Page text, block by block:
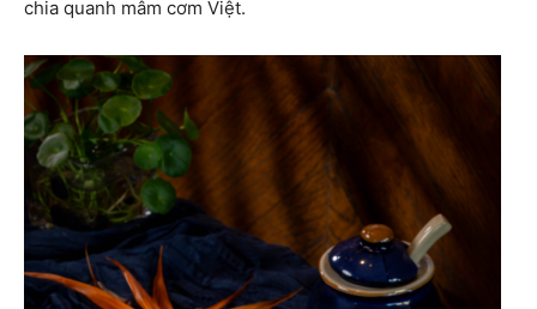
chia quanh mâm cơm Việt.